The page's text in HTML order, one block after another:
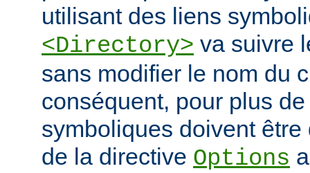
utilisant des liens
<Directory> va suivre
sans modifier le nom du
conséquent, pour plus
symboliques doivent
de la directive Options